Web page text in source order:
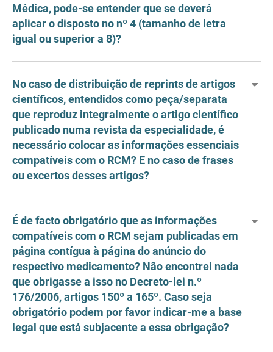
Médica, pode-se entender que se deverá
aplicar o disposto no nº 4 (tamanho de letra
igual ou superior a 8)?
No caso de distribuição de reprints de artigos
científicos, entendidos como peça/separata
que reproduz integralmente o artigo científico
publicado numa revista da especialidade, é
necessário colocar as informações essenciais
compatíveis com o RCM? E no caso de frases
ou excertos desses artigos?
É de facto obrigatório que as informações
compatíveis com o RCM sejam publicadas em
página contígua à página do anúncio do
respectivo medicamento? Não encontrei nada
que obrigasse a isso no Decreto-lei n.º
176/2006, artigos 150º a 165º. Caso seja
obrigatório podem por favor indicar-me a base
legal que está subjacente a essa obrigação?